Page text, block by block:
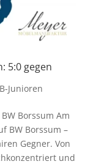
5:0 gegen
B-Junioren
Borssum Am
BW Borssum –
Gegner. Von
und